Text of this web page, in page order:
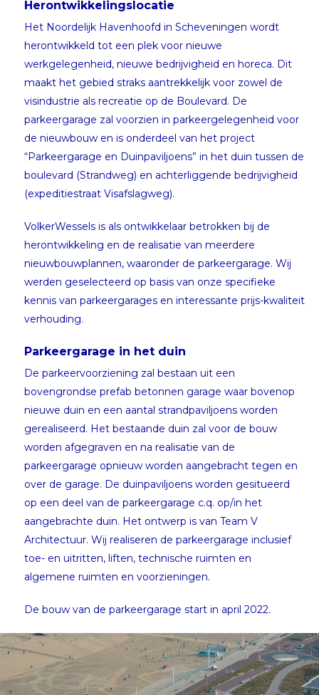
Herontwikkelingslocatie
Het Noordelijk Havenhoofd in Scheveningen wordt
herontwikkeld tot een plek voor nieuwe
werkgelegenheid, nieuwe bedrijvigheid en horeca. Dit
maakt het gebied straks aantrekkelijk voor zowel de
visindustrie als recreatie op de Boulevard. De
parkeergarage zal voorzien in parkeergelegenheid voor
de nieuwbouw en is onderdeel van het project
“Parkeergarage en Duinpaviljoens” in het duin tussen de
boulevard (Strandweg) en achterliggende bedrijvigheid
(expeditiestraat Visafslagweg).
VolkerWessels is als ontwikkelaar betrokken bij de
herontwikkeling en de realisatie van meerdere
nieuwbouwplannen, waaronder de parkeergarage. Wij
werden geselecteerd op basis van onze specifieke
kennis van parkeergarages en interessante prijs-kwaliteit
verhouding.
Parkeergarage in het duin
De parkeervoorziening zal bestaan uit een
bovengrondse prefab betonnen garage waar bovenop
nieuwe duin en een aantal strandpaviljoens worden
gerealiseerd. Het bestaande duin zal voor de bouw
worden afgegraven en na realisatie van de
parkeergarage opnieuw worden aangebracht tegen en
over de garage. De duinpaviljoens worden gesitueerd
op een deel van de parkeergarage c.q. op/in het
aangebrachte duin. Het ontwerp is van Team V
Architectuur. Wij realiseren de parkeergarage inclusief
toe- en uitritten, liften, technische ruimten en
algemene ruimten en voorzieningen.
De bouw van de parkeergarage start in april 2022.